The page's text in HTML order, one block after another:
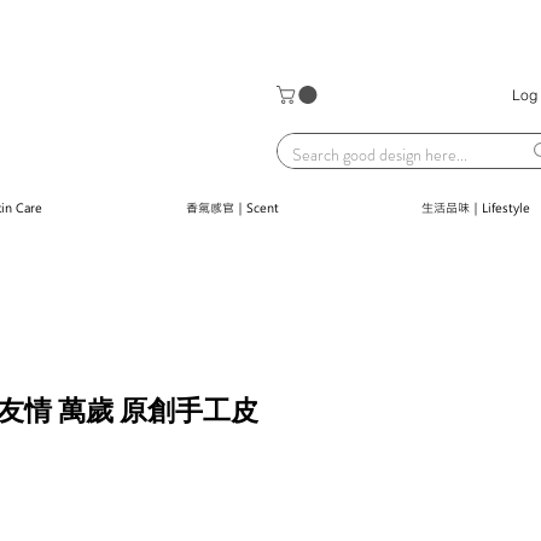
Log
Care 香氣感官｜Scent 生活品味｜Lifestyle
情 萬歲 原創手工皮